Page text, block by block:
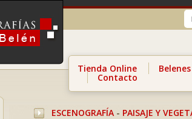
Tienda Online
Contacto
ESCENOGRAFÍA - PAISAJE Y